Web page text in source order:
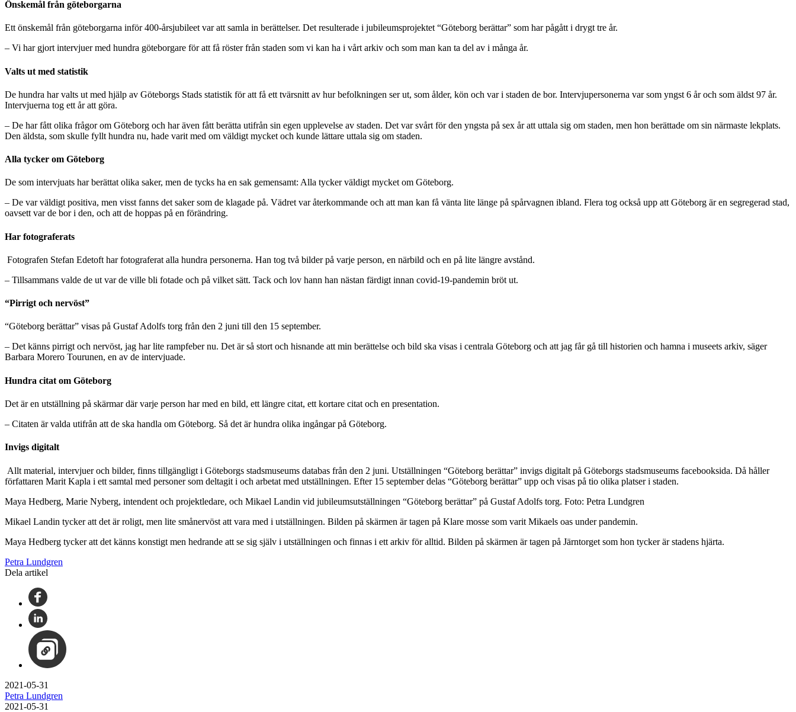
Önskemål från göteborgarna
Ett önskemål från göteborgarna inför 400-årsjubileet var att samla in berättelser. Det resulterade i jubileumsprojektet “Göteborg berättar” som har pågått i drygt tre år.
– Vi har gjort intervjuer med hundra göteborgare för att få röster från staden som vi kan ha i vårt arkiv och som man kan ta del av i många år.
Valts ut med statistik
De hundra har valts ut med hjälp av Göteborgs Stads statistik för att få ett tvärsnitt av hur befolkningen ser ut, som ålder, kön och var i staden de bor. Intervjupersonerna var som yngst 6 år och som äldst 97 år.
Intervjuerna tog ett år att göra.
– De har fått olika frågor om Göteborg och har även fått berätta utifrån sin egen upplevelse av staden. Det var svårt för den yngsta på sex år att uttala sig om staden, men hon berättade om sin närmaste lekplats.
Den äldsta, som skulle fyllt hundra nu, hade varit med om väldigt mycket och kunde lättare uttala sig om staden.
Alla tycker om Göteborg
De som intervjuats har berättat olika saker, men de tycks ha en sak gemensamt: Alla tycker väldigt mycket om Göteborg.
– De var väldigt positiva, men visst fanns det saker som de klagade på. Vädret var återkommande och att man kan få vänta lite länge på spårvagnen ibland. Flera tog också upp att Göteborg är en segregerad stad,
oavsett var de bor i den, och att de hoppas på en förändring.
Har fotograferats
Fotografen Stefan Edetoft har fotograferat alla hundra personerna. Han tog två bilder på varje person, en närbild och en på lite längre avstånd.
– Tillsammans valde de ut var de ville bli fotade och på vilket sätt. Tack och lov hann han nästan färdigt innan covid-19-pandemin bröt ut.
“Pirrigt och nervöst”
“Göteborg berättar” visas på Gustaf Adolfs torg från den 2 juni till den 15 september.
– Det känns pirrigt och nervöst, jag har lite rampfeber nu. Det är så stort och hisnande att min berättelse och bild ska visas i centrala Göteborg och att jag får gå till historien och hamna i museets arkiv, säger
Barbara Morero Tourunen, en av de intervjuade.
Hundra citat om Göteborg
Det är en utställning på skärmar där varje person har med en bild, ett längre citat, ett kortare citat och en presentation.
– Citaten är valda utifrån att de ska handla om Göteborg. Så det är hundra olika ingångar på Göteborg.
Invigs digitalt
Allt material, intervjuer och bilder, finns tillgängligt i Göteborgs stadsmuseums databas från den 2 juni. Utställningen “Göteborg berättar” invigs digitalt på Göteborgs stadsmuseums facebooksida. Då håller
författaren Marit Kapla i ett samtal med personer som deltagit i och arbetat med utställningen. Efter 15 september delas “Göteborg berättar” upp och visas på tio olika platser i staden.
Maya Hedberg, Marie Nyberg, intendent och projektledare, och Mikael Landin vid jubileumsutställningen “Göteborg berättar” på Gustaf Adolfs torg. Foto: Petra Lundgren
Mikael Landin tycker att det är roligt, men lite smånervöst att vara med i utställningen. Bilden på skärmen är tagen på Klare mosse som varit Mikaels oas under pandemin.
Maya Hedberg tycker att det känns konstigt men hedrande att se sig själv i utställningen och finnas i ett arkiv för alltid. Bilden på skärmen är tagen på Järntorget som hon tycker är stadens hjärta.
Petra Lundgren
Dela artikel
2021-05-31
Petra Lundgren
2021-05-31